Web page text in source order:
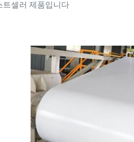
트셀러 제품입니다